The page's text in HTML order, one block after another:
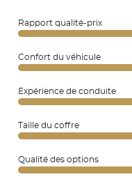
Rapport qualité-prix
Confort du véhicule
Expérience de conduite
Taille du coffre
Qualité des options